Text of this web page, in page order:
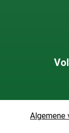
Algemene